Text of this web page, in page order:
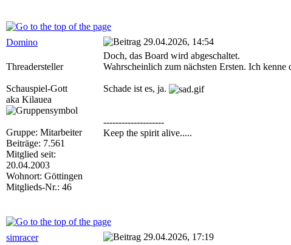
Domino 29.04.2026, 14:54
Threadersteller
Schauspiel-Gott
aka Kilauea
Gruppe: Mitarbeiter
Beiträge: 7.561
Mitglied seit:
20.04.2003
Wohnort: Göttingen
Mitglieds-Nr.: 46
Doch, das Board wird abgeschaltet.
Wahrscheinlich zum nächsten Ersten. Ich
Schade ist es, ja.
--------------------
Keep the spirit alive.....
simracer 29.04.2026, 17:19